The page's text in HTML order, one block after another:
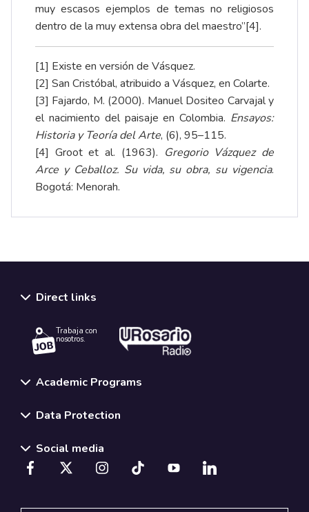
muy escasos ejemplos de temas no religiosos
dentro de la muy extensa obra del maestro”[4].
[1] Existe en versión de Vásquez.
[2] San Cristóbal, atribuido a Vásquez, en Colarte.
[3] Fajardo, M. (2000). Manuel Dositeo Carvajal y
el nacimiento del paisaje en Colombia. Ensayos:
Historia y Teoría del Arte, (6), 95–115.
[4] Groot et al. (1963). Gregorio Vázquez de
Arce y Ceballoz. Su vida, su obra, su vigencia.
Bogotá: Menorah.
Direct links
Trabaja con
nosotros.
Academic Programs
Data Protection
Social media